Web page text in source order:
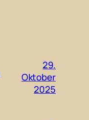
29.
Oktober
2025